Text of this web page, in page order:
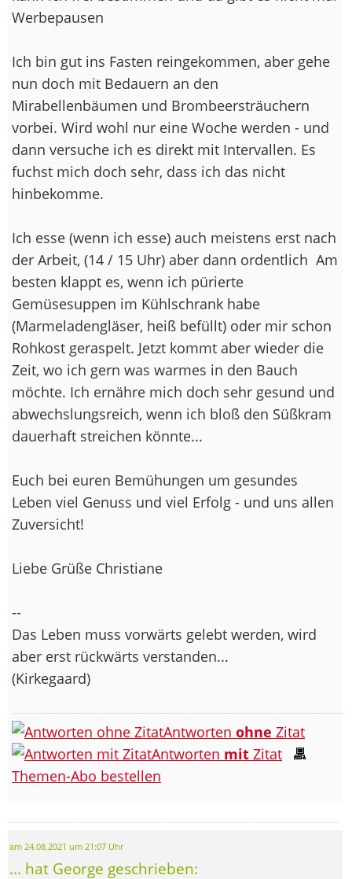
Werbepausen
Ich bin gut ins Fasten reingekommen, aber gehe
nun doch mit Bedauern an den
Mirabellenbäumen und Brombeersträuchern
vorbei. Wird wohl nur eine Woche werden - und
dann versuche ich es direkt mit Intervallen. Es
fuchst mich doch sehr, dass ich das nicht
hinbekomme.
Ich esse (wenn ich esse) auch meistens erst nach
der Arbeit, (14 / 15 Uhr) aber dann ordentlich Am
besten klappt es, wenn ich pürierte
Gemüsesuppen im Kühlschrank habe
(Marmeladengläser, heiß befüllt) oder mir schon
Rohkost geraspelt. Jetzt kommt aber wieder die
Zeit, wo ich gern was warmes in den Bauch
möchte. Ich ernähre mich doch sehr gesund und
abwechslungsreich, wenn ich bloß den Süßkram
dauerhaft streichen könnte...
Euch bei euren Bemühungen um gesundes
Leben viel Genuss und viel Erfolg - und uns allen
Zuversicht!
Liebe Grüße Christiane
--
Das Leben muss vorwärts gelebt werden, wird
aber erst rückwärts verstanden...
(Kirkegaard)
Antworten ohne Zitat
Antworten mit Zitat
Themen-Abo bestellen
am 24.08.2021 um 21:07 Uhr
... hat George geschrieben: